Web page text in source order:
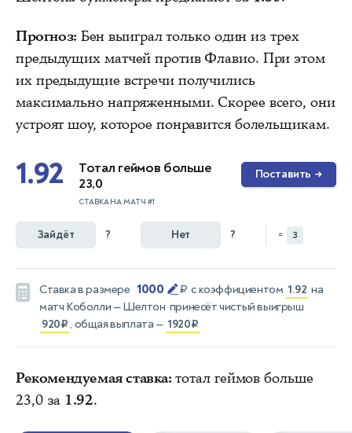
Прогноз: Бен выиграл только один из трех
предыдущих матчей против Флавио. При этом
их предыдущие встречи получились
максимально напряженными. Скорее всего, они
устроят шоу, которое понравится болельщикам.
1.92
Тотал геймов больше
23,0
СТАВКА НА МАТЧ #1
Поставить →
Зайдёт ? Нет ? = 3
Ставка в размере 1000 ₽ с коэффициентом 1.92 на
матч Коболли — Шелтон принесёт чистый выигрыш
920₽ , общая выплата — 1920₽
Рекомендуемая ставка: тотал геймов больше
23,0 за 1.92.